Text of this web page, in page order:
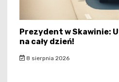
Prezydent w Skawinie:
na cały dzień!
8 sierpnia 2026